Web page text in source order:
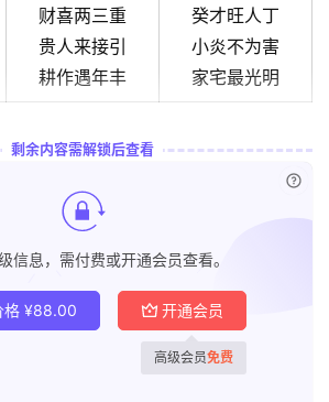
财喜两三重
贵人来接引
耕作遇年丰
癸才旺人丁
小炎不为害
家宅最光明
剩余内容需解锁后查看
信息，需付费或开通会员查看。
格 ¥88.00 开通会员
高级会员免费